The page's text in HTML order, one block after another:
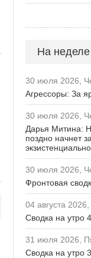
На неделе
30 июля 2026,
Агрессоры: За
30 июля 2026,
Дарья Митина:
поздно начнет
30 июля 2026,
Фронтовая
04 августа
Сводка на утро
31 июля 2026,
Сводка на утро